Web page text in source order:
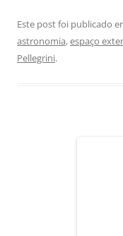
c
e
at
s
k
e
Este post foi publicado
astronomia,espaço
Pellegrini.